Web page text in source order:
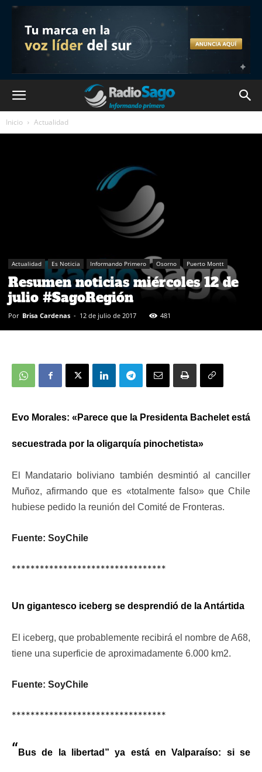
Inicio Actualidad
Actualidad Es Noticia Informando Primero Osorno Puerto Montt
Resumen noticias miércoles 12 de
julio #SagoRegión
Por Brisa Cardenas - 12 de julio de 2017 481
Evo Morales: «Parece que la Presidenta Bachelet está
secuestrada por la oligarquía pinochetista»
El Mandatario boliviano también desmintió al canciller
Muñoz, afirmando que es «totalmente falso» que Chile
hubiese pedido la reunión del Comité de Fronteras.
Fuente: SoyChile
*********************************
Un gigantesco iceberg se desprendió de la Antártida
El iceberg, que probablemente recibirá el nombre de A68,
tiene una superficie de aproximadamente 6.000 km2.
Fuente: SoyChile
*********************************
“ Bus de la libertad” ya está en Valparaíso: si se